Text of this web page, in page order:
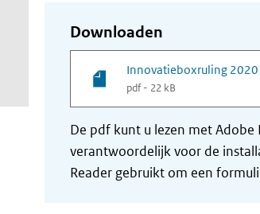
Downloaden
Innovatieboxruling
pdf - 22 kB
De pdf kunt u lezen met
verantwoordelijk voor de
Reader gebruikt om een